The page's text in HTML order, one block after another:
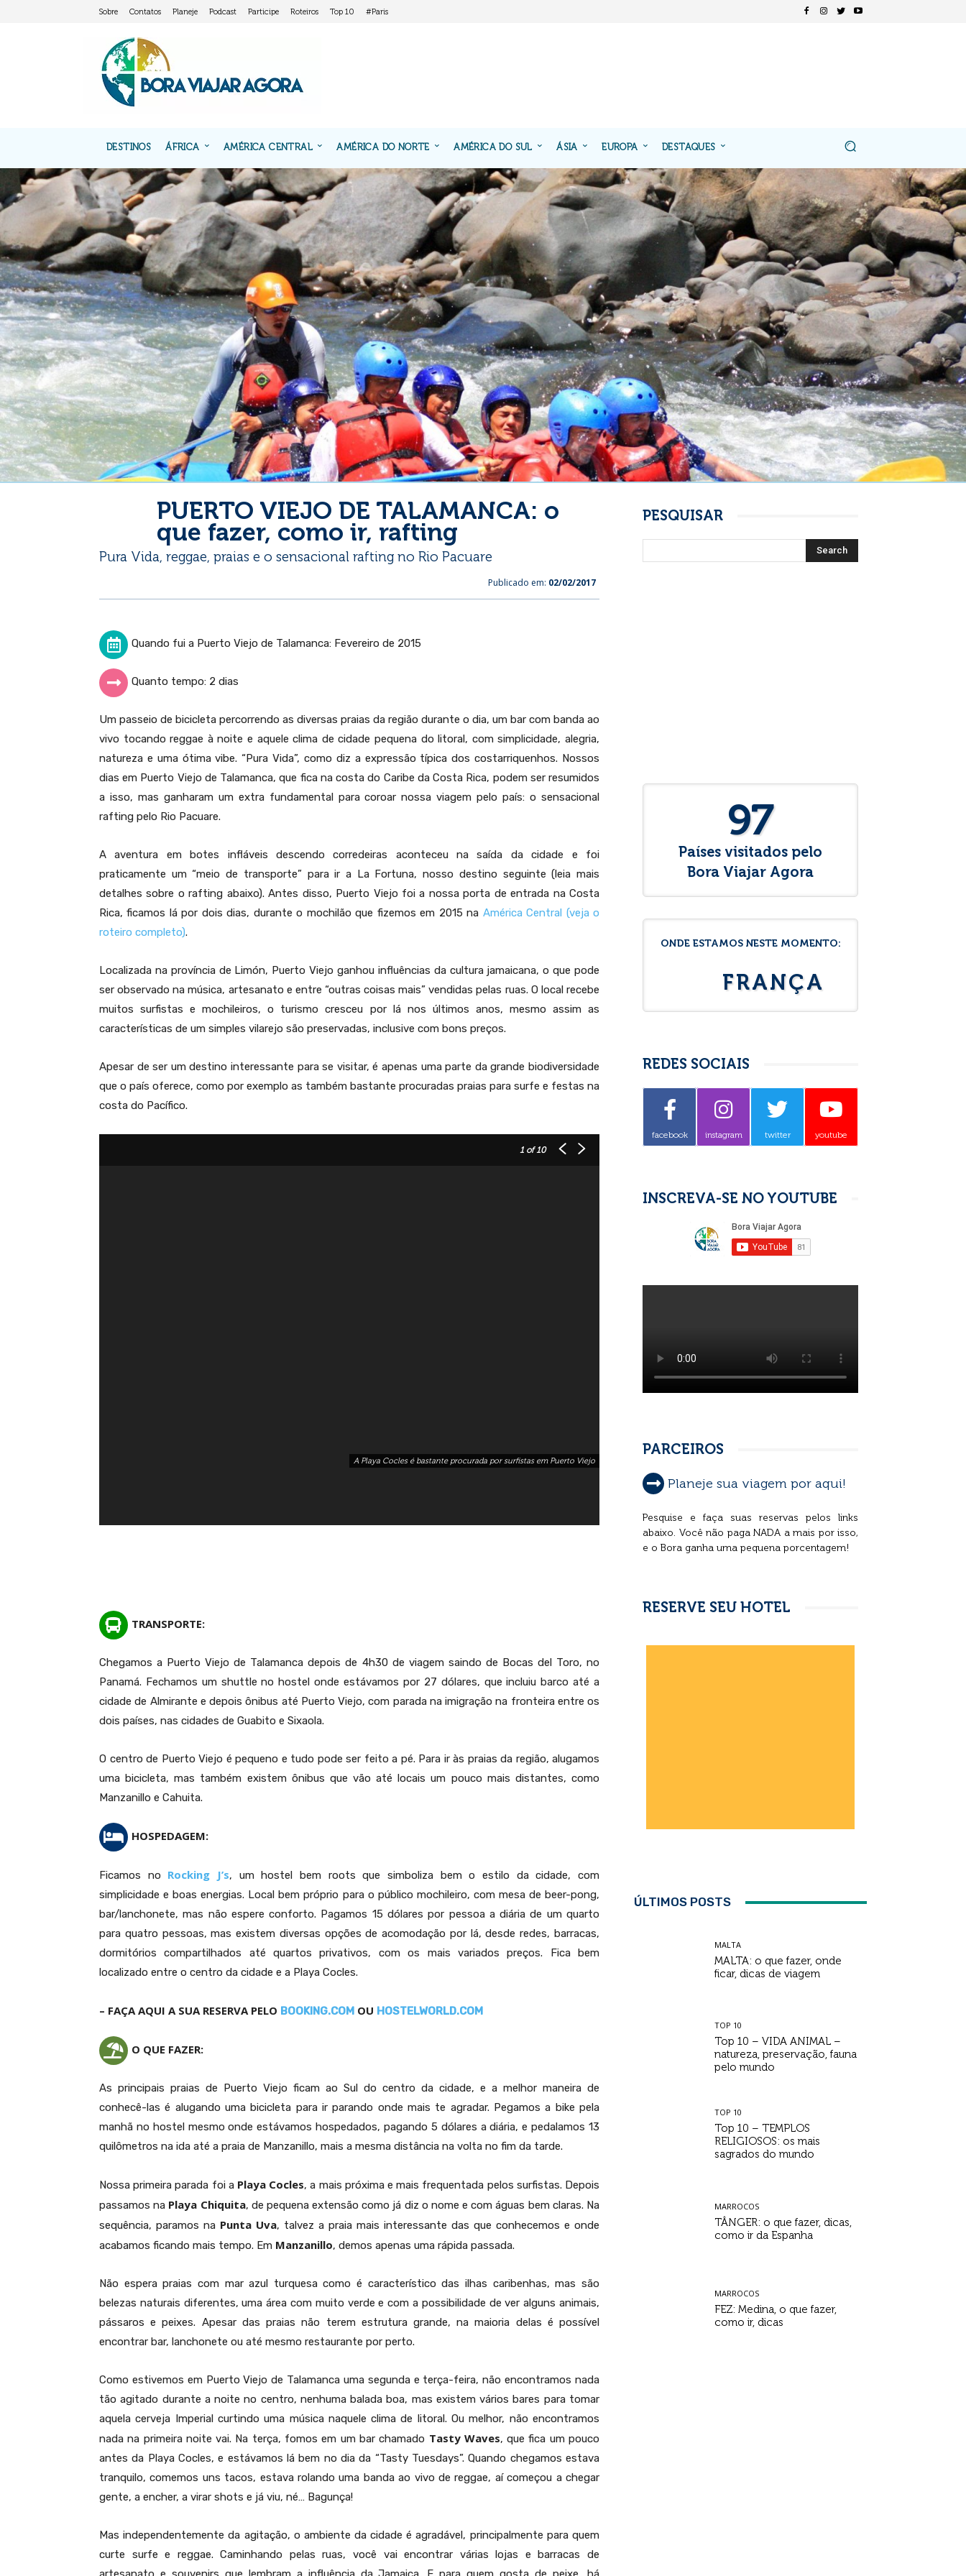
Sobre Contatos Planeje Podcast Participe Roteiros Top 10 #Paris
DESTINOS ÁFRICA AMÉRICA CENTRAL AMÉRICA DO NORTE AMÉRICA DO SUL ÁSIA EUROPA DESTAQUES
PUERTO VIEJO DE TALAMANCA: o
que fazer, como ir, rafting
Pura Vida, reggae, praias e o sensacional rafting no Rio Pacuare
Publicado em: 02/02/2017
Quando fui a Puerto Viejo de Talamanca: Fevereiro de 2015
Quanto tempo: 2 dias
Um passeio de bicicleta percorrendo as diversas praias da região durante o dia, um bar com banda ao
vivo tocando reggae à noite e aquele clima de cidade pequena do litoral, com simplicidade, alegria,
natureza e uma ótima vibe. “Pura Vida”, como diz a expressão típica dos costarriquenhos. Nossos
dias em Puerto Viejo de Talamanca, que fica na costa do Caribe da Costa Rica, podem ser resumidos
a isso, mas ganharam um extra fundamental para coroar nossa viagem pelo país: o sensacional
rafting pelo Rio Pacuare.
A aventura em botes infláveis descendo corredeiras aconteceu na saída da cidade e foi
praticamente um “meio de transporte” para ir a La Fortuna, nosso destino seguinte (leia mais
detalhes sobre o rafting abaixo). Antes disso, Puerto Viejo foi a nossa porta de entrada na Costa
Rica, ficamos lá por dois dias, durante o mochilão que fizemos em 2015 na América Central (veja o
roteiro completo).
Localizada na província de Limón, Puerto Viejo ganhou influências da cultura jamaicana, o que pode
ser observado na música, artesanato e entre “outras coisas mais” vendidas pelas ruas. O local recebe
muitos surfistas e mochileiros, o turismo cresceu por lá nos últimos anos, mesmo assim as
características de um simples vilarejo são preservadas, inclusive com bons preços.
Apesar de ser um destino interessante para se visitar, é apenas uma parte da grande biodiversidade
que o país oferece, como por exemplo as também bastante procuradas praias para surfe e festas na
costa do Pacífico.
1 of 10
A Playa Cocles é bastante procurada por surfistas em Puerto Viejo
A Playa Chiquita e a bicicleta usada para conhecer as praias de Puerto Viejo
TRANSPORTE:
Chegamos a Puerto Viejo de Talamanca depois de 4h30 de viagem saindo de Bocas del Toro, no
Panamá. Fechamos um shuttle no hostel onde estávamos por 27 dólares, que incluiu barco até a
cidade de Almirante e depois ônibus até Puerto Viejo, com parada na imigração na fronteira entre os
dois países, nas cidades de Guabito e Sixaola.
O centro de Puerto Viejo é pequeno e tudo pode ser feito a pé. Para ir às praias da região, alugamos
uma bicicleta, mas também existem ônibus que vão até locais um pouco mais distantes, como
Manzanillo e Cahuita.
HOSPEDAGEM:
Ficamos no Rocking J’s, um hostel bem roots que simboliza bem o estilo da cidade, com
simplicidade e boas energias. Local bem próprio para o público mochileiro, com mesa de beer-pong,
bar/lanchonete, mas não espere conforto. Pagamos 15 dólares por pessoa a diária de um quarto
para quatro pessoas, mas existem diversas opções de acomodação por lá, desde redes, barracas,
dormitórios compartilhados até quartos privativos, com os mais variados preços. Fica bem
localizado entre o centro da cidade e a Playa Cocles.
– FAÇA AQUI A SUA RESERVA PELO BOOKING.COM OU HOSTELWORLD.COM
O QUE FAZER:
As principais praias de Puerto Viejo ficam ao Sul do centro da cidade, e a melhor maneira de
conhecê-las é alugando uma bicicleta para ir parando onde mais te agradar. Pegamos a bike pela
manhã no hostel mesmo onde estávamos hospedados, pagando 5 dólares a diária, e pedalamos 13
quilômetros na ida até a praia de Manzanillo, mais a mesma distância na volta no fim da tarde.
Nossa primeira parada foi a Playa Cocles, a mais próxima e mais frequentada pelos surfistas. Depois
passamos na Playa Chiquita, de pequena extensão como já diz o nome e com águas bem claras. Na
sequência, paramos na Punta Uva, talvez a praia mais interessante das que conhecemos e onde
acabamos ficando mais tempo. Em Manzanillo, demos apenas uma rápida passada.
Não espera praias com mar azul turquesa como é característico das ilhas caribenhas, mas são
belezas naturais diferentes, uma área com muito verde e com a possibilidade de ver alguns animais,
pássaros e peixes. Apesar das praias não terem estrutura grande, na maioria delas é possível
encontrar bar, lanchonete ou até mesmo restaurante por perto.
Como estivemos em Puerto Viejo de Talamanca uma segunda e terça-feira, não encontramos nada
tão agitado durante a noite no centro, nenhuma balada boa, mas existem vários bares para tomar
aquela cerveja Imperial curtindo uma música naquele clima de litoral. Ou melhor, não encontramos
nada na primeira noite vai. Na terça, fomos em um bar chamado Tasty Waves, que fica um pouco
antes da Playa Cocles, e estávamos lá bem no dia da “Tasty Tuesdays”. Quando chegamos estava
tranquilo, comemos uns tacos, estava rolando uma banda ao vivo de reggae, aí começou a chegar
gente, a encher, a virar shots e já viu, né… Bagunça!
Mas independentemente da agitação, o ambiente da cidade é agradável, principalmente para quem
curte surfe e reggae. Caminhando pelas ruas, você vai encontrar várias lojas e barracas de
PESQUISAR
97
Países visitados pelo
Bora Viajar Agora
ONDE ESTAMOS NESTE MOMENTO:
FRANÇA
REDES SOCIAIS
facebook instagram twitter youtube
INSCREVA-SE NO YOUTUBE
PARCEIROS
Planeje sua viagem por aqui!
Pesquise e faça suas reservas pelos links
abaixo. Você não paga NADA a mais por isso,
e o Bora ganha uma pequena porcentagem!
RESERVE SEU HOTEL
ÚLTIMOS POSTS
MALTA
MALTA: o que fazer, onde
ficar, dicas de viagem
TOP 10
Top 10 – VIDA ANIMAL –
natureza, preservação, fauna
pelo mundo
TOP 10
Top 10 – TEMPLOS
RELIGIOSOS: os mais
sagrados do mundo
MARROCOS
TÂNGER: o que fazer, dicas,
como ir da Espanha
MARROCOS
FEZ: Medina, o que fazer,
como ir, dicas